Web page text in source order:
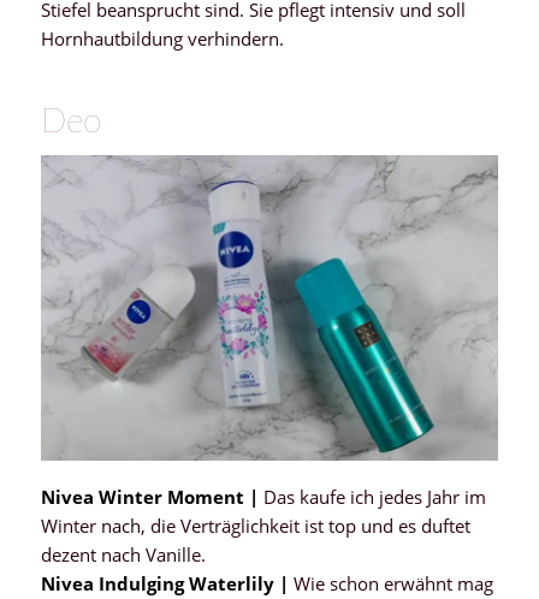
Stiefel beansprucht sind. Sie pflegt intensiv und soll
Hornhautbildung verhindern.
Deo
Nivea Winter Moment | Das kaufe ich jedes Jahr im
Winter nach, die Verträglichkeit ist top und es duftet
dezent nach Vanille.
Nivea Indulging Waterlily | Wie schon erwähnt mag